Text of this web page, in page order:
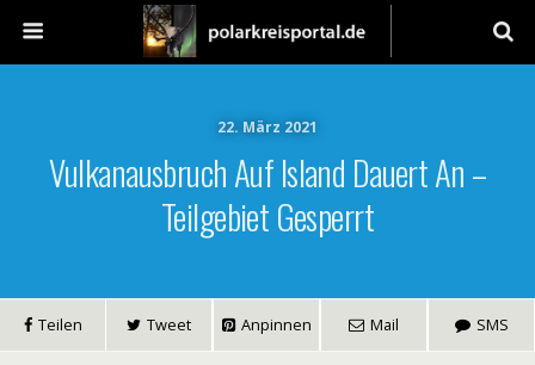
22. März 2021
Vulkanausbruch Auf Island Dauert An –
Teilgebiet Gesperrt
Teilen Tweet Anpinnen Mail SMS